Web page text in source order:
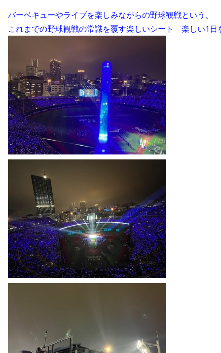
バーベキューやライブを楽しみながらの野球観戦という、
これまでの野球観戦の常識を覆す楽しいシート　楽しい1